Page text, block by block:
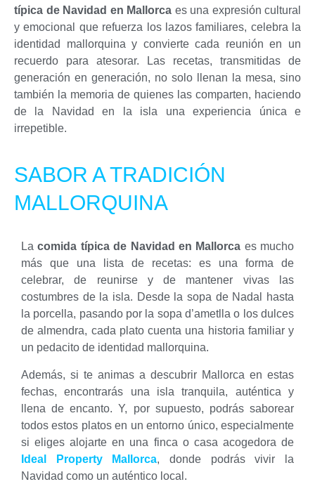
típica de Navidad en Mallorca es una expresión cultural
y emocional que refuerza los lazos familiares, celebra la
identidad mallorquina y convierte cada reunión en un
recuerdo para atesorar. Las recetas, transmitidas de
generación en generación, no solo llenan la mesa, sino
también la memoria de quienes las comparten, haciendo
de la Navidad en la isla una experiencia única e
irrepetible.
SABOR A TRADICIÓN
MALLORQUINA
Lacomida típica de Navidad en Mallorca es mucho
más que una lista de recetas: es una forma de
celebrar, de reunirse y de mantener vivas las
costumbres de la isla. Desde la sopa de Nadal hasta
la porcella, pasando por la sopa d’ametlla o los dulces
de almendra, cada plato cuenta una historia familiar y
un pedacito de identidad mallorquina.
Además, si te animas a descubrir Mallorca en estas
fechas, encontrarás una isla tranquila, auténtica y
llena de encanto. Y, por supuesto, podrás saborear
todos estos platos en un entorno único, especialmente
si eliges alojarte en una finca o casa acogedora de
Ideal Property Mallorca, donde podrás vivir la
Navidad como un auténtico local.